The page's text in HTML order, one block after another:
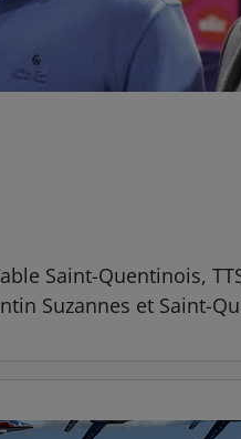
Saint-Quentinois,
Suzannes et Saint-